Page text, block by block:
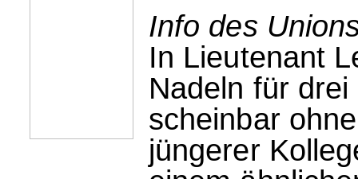
Info des
In Lieutenant
Nadeln für
scheinbar
jüngerer